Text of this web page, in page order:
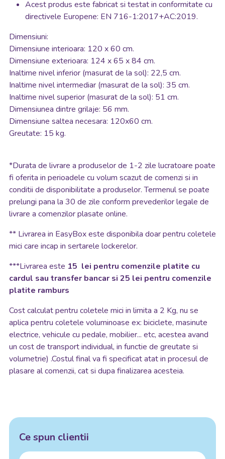
Acest produs este fabricat si testat in conformitate cu
directivele Europene: EN 716-1:2017+AC:2019.
Dimensiuni:
Dimensiune interioara: 120 x 60 cm.
Dimensiune exterioara: 124 x 65 x 84 cm.
Inaltime nivel inferior (masurat de la sol): 22,5 cm.
Inaltime nivel intermediar (masurat de la sol): 35 cm.
Inaltime nivel superior (masurat de la sol): 51 cm.
Dimensiunea dintre grilaje: 56 mm.
Dimensiune saltea necesara: 120x60 cm.
Greutate: 15 kg.
*Durata de livrare a produselor de 1-2 zile lucratoare poate
fi oferita in perioadele cu volum scazut de comenzi si in
conditii de disponibilitate a produselor. Termenul se poate
prelungi pana la 30 de zile conform prevederilor legale de
livrare a comenzilor plasate online.
** Livrarea in EasyBox este disponibila doar pentru coletele
mici care incap in sertarele lockerelor.
***Livrarea este 15 lei pentru comenzile platite cu
cardul sau transfer bancar si 25 lei pentru comenzile
platite ramburs
Cost calculat pentru coletele mici in limita a 2 Kg, nu se
aplica pentru coletele voluminoase ex: biciclete, masinute
electrice, vehicule cu pedale, mobilier... etc, acestea avand
un cost de transport individual, in functie de greutate si
volumetrie) .Costul final va fi specificat atat in procesul de
plasare al comenzii, cat si dupa finalizarea acesteia.
Ce spun clientii